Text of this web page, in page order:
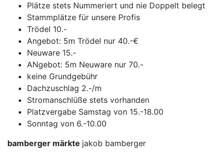
Plätze stets Nummeriert und nie Doppelt belegt
Stammplätze für unsere Profis
Trödel 10.-
Angebot: 5m Trödel nur 40.-€
Neuware 15.-
ANgebot: 5m Neuware nur 70.-
keine Grundgebühr
Dachzuschlag 2.-/m
Stromanschlüße stets vorhanden
Platzvergabe Samstag von 15.-18.00
Sonntag von 6.-10.00
bamberger märkte jakob bamberger